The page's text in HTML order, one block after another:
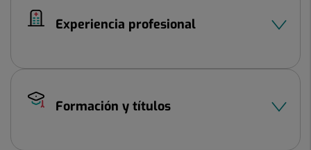
Experiencia profesional
Formación y títulos